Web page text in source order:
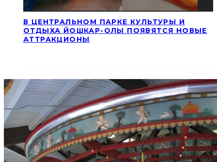
В ЦЕНТРАЛЬНОМ ПАРКЕ КУЛЬТУРЫ И
ОТДЫХА ЙОШКАР-ОЛЫ ПОЯВЯТСЯ НОВЫЕ
АТТРАКЦИОНЫ